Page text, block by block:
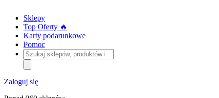
Sklepy
Top Oferty 🔥
Karty podarunkowe
Pomoc
Szukaj
sklepów,
produktów
i
kategorii
Zaloguj się